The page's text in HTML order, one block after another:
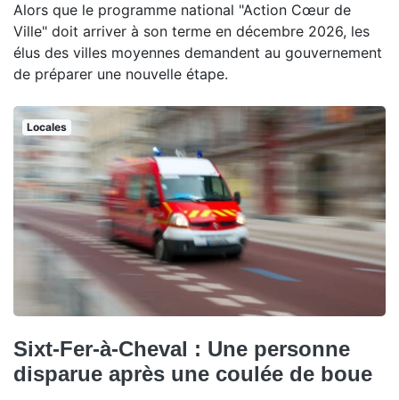
Alors que le programme national "Action Cœur de
Ville" doit arriver à son terme en décembre 2026, les
élus des villes moyennes demandent au gouvernement
de préparer une nouvelle étape.
Locales
Sixt-Fer-à-Cheval : Une personne
disparue après une coulée de boue